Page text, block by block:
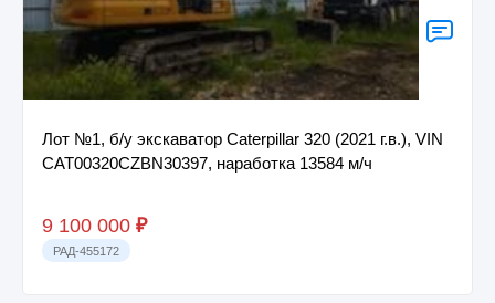
Лот №1, б/у экскаватор Caterpillar 320 (2021 г.в.), VIN
CAT00320CZBN30397, наработка 13584 м/ч
9 100 000 ₽
РАД-455172